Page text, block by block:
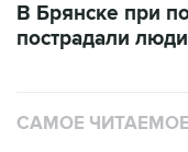
В Брянске при
пострадали люди
САМОЕ ЧИТАЕМОЕ